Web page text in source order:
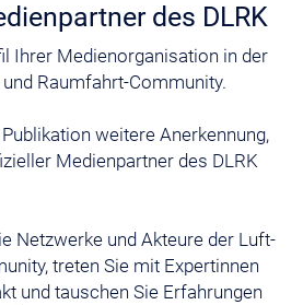
des DLRK
Ihrer Medienorganisation in der
Raumfahrt-Community.
weitere Anerkennung,
Medienpartner des DLRK
Netzwerke und Akteure der Luft-
treten Sie mit Expertinnen
und tauschen Sie Erfahrungen